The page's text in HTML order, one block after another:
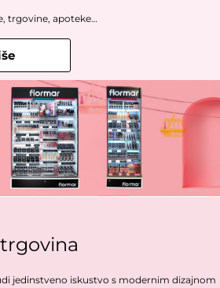
trgovine, apoteke…
jedinstveno iskustvo s modernim dizajnom